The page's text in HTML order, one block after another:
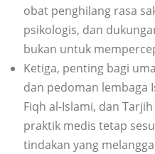
obat penghilang rasa
psikologis, dan
bukan untuk
Ketiga, penting bagi
dan pedoman lembaga
Fiqh al-Islami, dan
praktik medis tetap
tindakan yang